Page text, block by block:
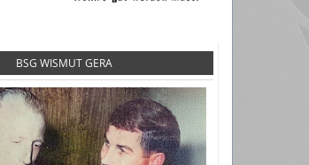
BSG WISMUT GERA